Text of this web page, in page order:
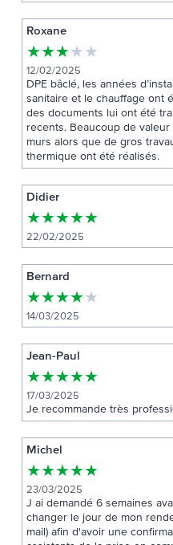
Roxane
★★★★★
12/02/2025
DPE bâclé, les années
sanitaire et le chauffage ont
des documents lui ont été
recents. Beaucoup de
murs alors que de gros
thermique ont été réalisés.
Didier
★★★★★
22/02/2025
Bernard
★★★★★
14/03/2025
Jean-Paul
★★★★★
17/03/2025
Je recommande très
Michel
★★★★★
23/03/2025
J ai demandé 6 semaines
changer le jour de mon
mail) afin d'avoir une